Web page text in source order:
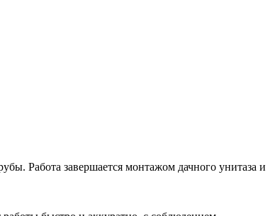
Работа завершается монтажом дачного унитаза и